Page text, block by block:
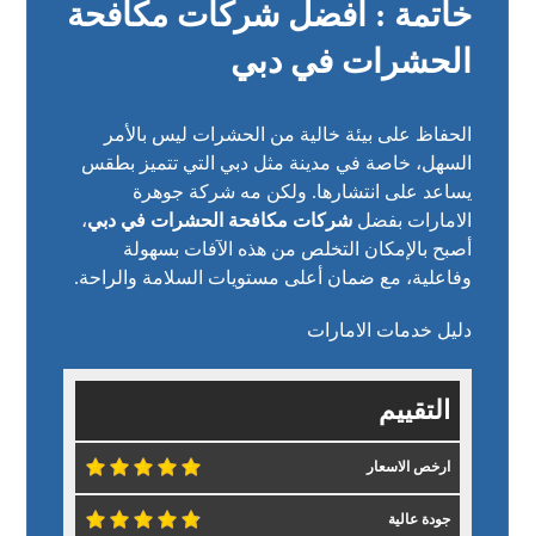
خاتمة : افضل شركات مكافحة
الحشرات في دبي
الحفاظ على بيئة خالية من الحشرات ليس بالأمر
السهل، خاصة في مدينة مثل دبي التي تتميز بطقس
يساعد على انتشارها. ولكن مه شركة جوهرة
الامارات بفضلشركات مكافحة الحشرات في دبي،
أصبح بالإمكان التخلص من هذه الآفات بسهولة
وفاعلية، مع ضمان أعلى مستويات السلامة والراحة.
دليل خدمات الامارات
التقييم
ارخص الاسعار
جودة عالية